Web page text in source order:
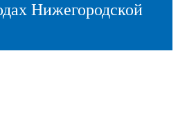
Нижегородской